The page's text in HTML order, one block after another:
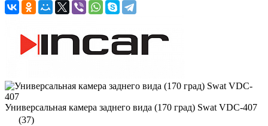
Универсальная камера заднего вида (170 град) Swat VDC-407
(37)